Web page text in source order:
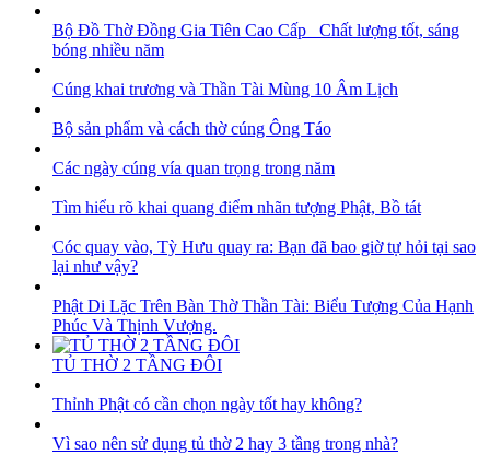
Bộ Đồ Thờ Đồng Gia Tiên Cao Cấp_ Chất lượng tốt, sáng
bóng nhiều năm
Cúng khai trương và Thần Tài Mùng 10 Âm Lịch
Bộ sản phẩm và cách thờ cúng Ông Táo
Các ngày cúng vía quan trọng trong năm
Tìm hiểu rõ khai quang điểm nhãn tượng Phật, Bồ tát
Cóc quay vào, Tỳ Hưu quay ra: Bạn đã bao giờ tự hỏi tại sao
lại như vậy?
Phật Di Lặc Trên Bàn Thờ Thần Tài: Biểu Tượng Của Hạnh
Phúc Và Thịnh Vượng.
TỦ THỜ 2 TẦNG ĐÔI
Thỉnh Phật có cần chọn ngày tốt hay không?
Vì sao nên sử dụng tủ thờ 2 hay 3 tầng trong nhà?